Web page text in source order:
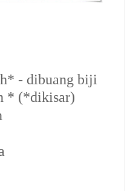
- dibuang biji
* (*dikisar)